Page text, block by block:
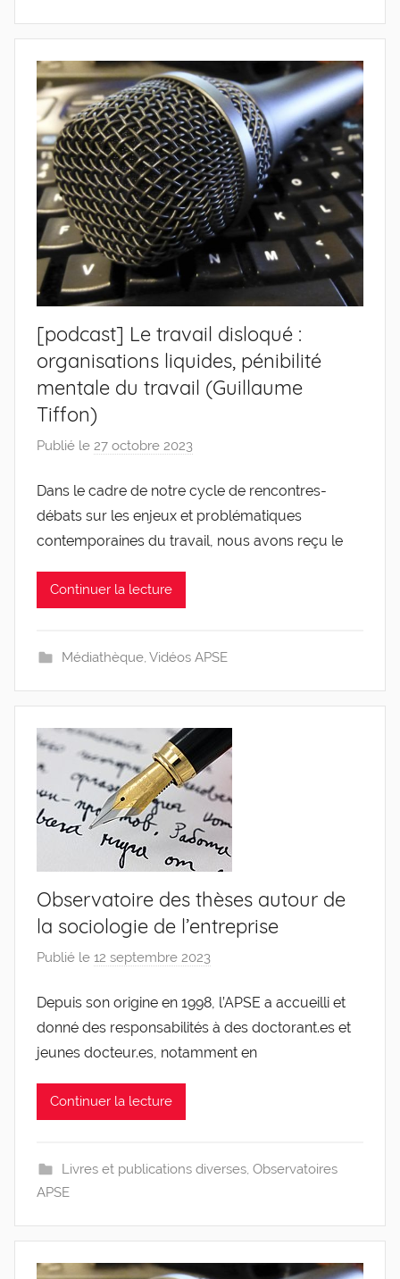
[podcast] Le travail disloqué :
organisations liquides, pénibilité
mentale du travail (Guillaume
Tiffon)
Publié le 27 octobre 2023
r
g
l
Dans le cadre de notre cycle de rencontres-
débats sur les enjeux et problématiques
contemporaines du travail, nous avons reçu le
Continuer la lecture
Médiathèque, Vidéos APSE
Observatoire des thèses autour de
la sociologie de l’entreprise
Publié le 12 septembre 2023
r
g
l
Depuis son origine en 1998, l’APSE a accueilli et
donné des responsabilités à des doctorant.es et
jeunes docteur.es, notamment en
Continuer la lecture
Livres et publications diverses, Observatoires
APSE